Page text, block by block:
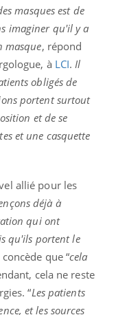
masques est de
imaginer qu'il y a
masque, répond
à LCI. Il
obligés de
portent surtout
et de se
et une casquette
allié pour les
déjà à
qui ont
qu'ils portent le
que “cela
cela ne reste
“Les patients
et les sources